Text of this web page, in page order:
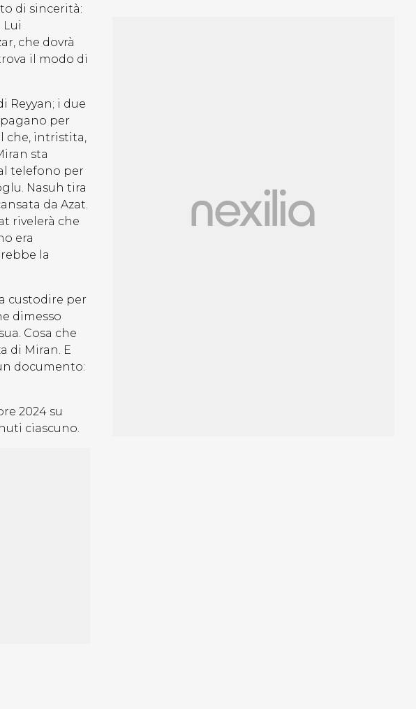
di sincerità:
Lui
che dovrà
il modo di
Reyyan; i due
per
che, intristita,
sta
telefono per
Nasuh tira
da Azat.
rivelerà che
era
la
custodire per
dimesso
Cosa che
di Miran. E
documento:
2024 su
ciascuno.